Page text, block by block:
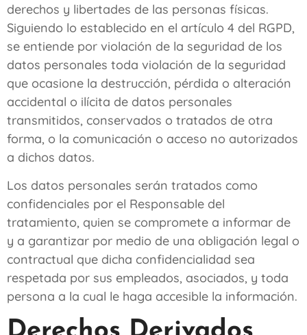
derechos y libertades de las personas físicas.
Siguiendo lo establecido en el artículo 4 del RGPD,
se entiende por violación de la seguridad de los
datos personales toda violación de la seguridad
que ocasione la destrucción, pérdida o alteración
accidental o ilícita de datos personales
transmitidos, conservados o tratados de otra
forma, o la comunicación o acceso no autorizados
a dichos datos.
Los datos personales serán tratados como
confidenciales por el Responsable del
tratamiento, quien se compromete a informar de
y a garantizar por medio de una obligación legal o
contractual que dicha confidencialidad sea
respetada por sus empleados, asociados, y toda
persona a la cual le haga accesible la información.